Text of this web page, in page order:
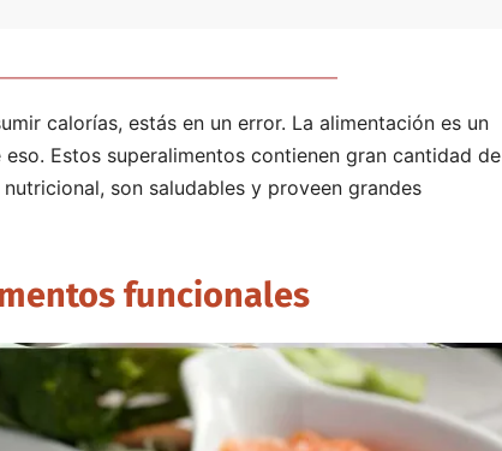
calorías, estás en un error. La alimentación es un
Estos superalimentos contienen gran cantidad de
son saludables y proveen grandes
funcionales